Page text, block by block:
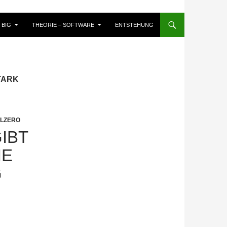
BIG THEORIE – SOFTWARE ENTSTEHUNG